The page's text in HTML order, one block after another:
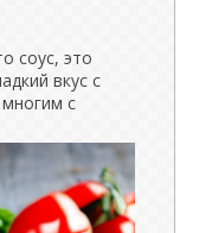
соус, это
вкус с
с